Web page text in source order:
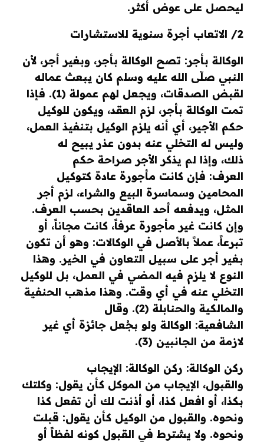
ليحصل على عوض أكثر.
2/ الاتعاب أجرة سنوية للاستشارات
الوكالة بأجر: تصح الوكالة بأجر، وبغير أجر، لأن
النبي صلّى الله عليه وسلم كان يبعث عماله
لقبض الصدقات، ويجعل لهم عمولة (1)
. فإذا
تمت الوكالة بأجر، لزم العقد، ويكون للوكيل
حكم الأجير، أي أنه يلزم الوكيل بتنفيذ العمل،
وليس له التخلي عنه بدون عذر يبيح له
ذلك، وإذا لم يذكر الأجر صراحة حكم
العرف: فإن كانت مأجورة عادة كتوكيل
المحامين وسماسرة البيع والشراء، لزم أجر
المثل، ويدفعه أحد العاقدين بحسب العرف.
وإن كانت غير مأجورة عرفاً، كانت مجاناً، أو
تبرعاً، عملاً بالأصل في الوكالات: وهو أن تكون
بغير أجر على سبيل التعاون في الخير. وهذا
النوع لا يلزم فيه المضي في العمل، بل للوكيل
التخلي عنه في أي وقت. وهذا مذهب الحنفية
والمالكية والحنابلة (2)
. وقال
الشافعية: الوكالة ولو بجُعل جائزة أي غير
لازمة من الجانبين (3)
.
ركن الوكالة: ركن الوكالة: الإيجاب
والقبول، الإيجاب من الموكل كأن يقول: وكلتك
بكذا، أو افعل كذا، أو أذنت لك أن تفعل كذا
ونحوه. والقبول من الوكيل كأن يقول: قبلت
ونحوه. ولا يشترط في القبول كونه لفظاً أو